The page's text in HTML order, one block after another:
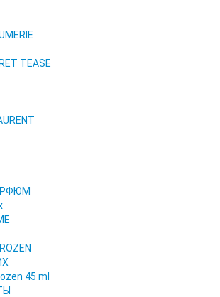
TEASE
45 ml